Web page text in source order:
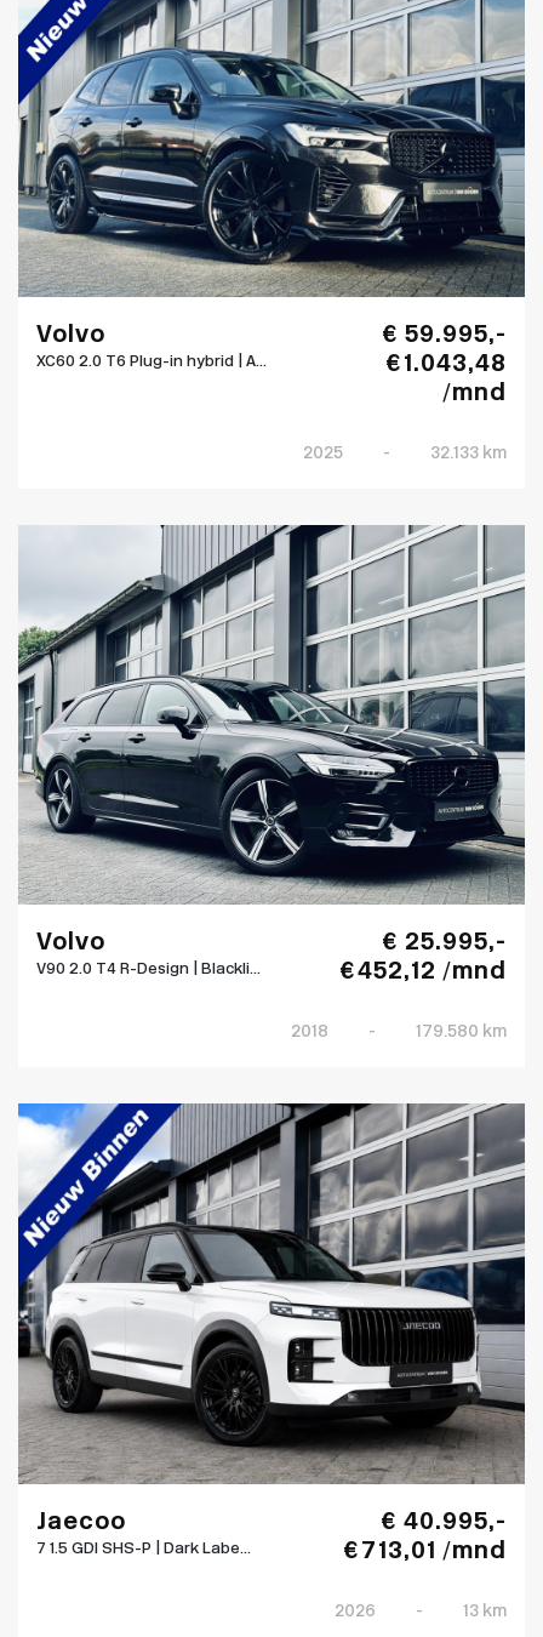
Volvo
XC60 2.0 T6 Plug-in hybrid | A...
€ 59.995,-
€ 1.043,48
/mnd
2025 - 32.133 km
Volvo
V90 2.0 T4 R-Design | Blackli...
€ 25.995,-
€ 452,12 /mnd
2018 - 179.580 km
Jaecoo
7 1.5 GDI SHS-P | Dark Labe...
€ 40.995,-
€ 713,01 /mnd
2026 - 13 km